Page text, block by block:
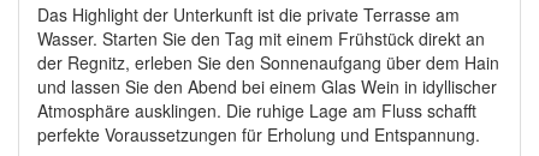
Das Highlight der Unterkunft ist die private Terrasse am
Wasser. Starten Sie den Tag mit einem Frühstück direkt an
der Regnitz, erleben Sie den Sonnenaufgang über dem Hain
und lassen Sie den Abend bei einem Glas Wein in idyllischer
Atmosphäre ausklingen. Die ruhige Lage am Fluss schafft
perfekte Voraussetzungen für Erholung und Entspannung.